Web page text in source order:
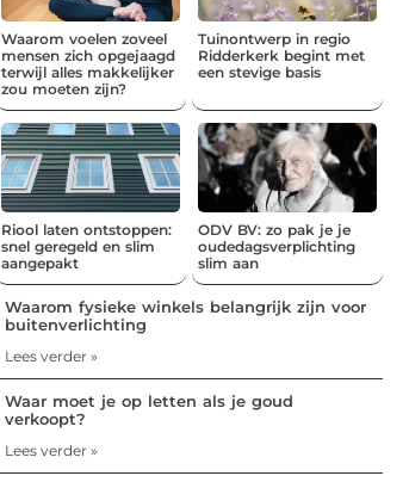
Waarom voelen zoveel
mensen zich opgejaagd
terwijl alles makkelijker
zou moeten zijn?
Tuinontwerp in regio
Ridderkerk begint met
een stevige basis
Riool laten ontstoppen:
snel geregeld en slim
aangepakt
ODV BV: zo pak je je
oudedagsverplichting
slim aan
Waarom fysieke winkels belangrijk zijn voor
buitenverlichting
Lees verder »
Waar moet je op letten als je goud
verkoopt?
Lees verder »